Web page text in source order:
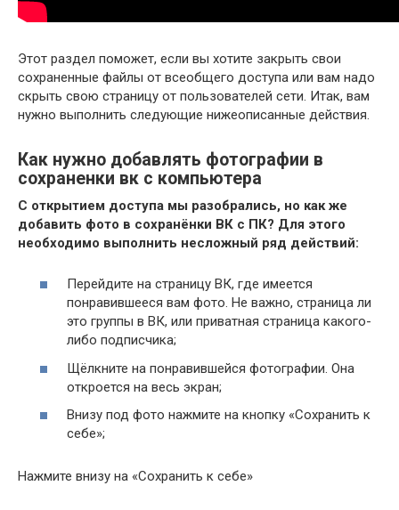
Этот раздел поможет, если вы хотите закрыть свои
сохраненные файлы от всеобщего доступа или вам надо
скрыть свою страницу от пользователей сети. Итак, вам
нужно выполнить следующие нижеописанные действия.
Как нужно добавлять фотографии в
сохраненки вк с компьютера
С открытием доступа мы разобрались, но как же
добавить фото в сохранёнки ВК с ПК? Для этого
необходимо выполнить несложный ряд действий:
Перейдите на страницу ВК, где имеется
понравившееся вам фото. Не важно, страница ли
это группы в ВК, или приватная страница какого-
либо подписчика;
Щёлкните на понравившейся фотографии. Она
откроется на весь экран;
Внизу под фото нажмите на кнопку «Сохранить к
себе»;
Нажмите внизу на «Сохранить к себе»